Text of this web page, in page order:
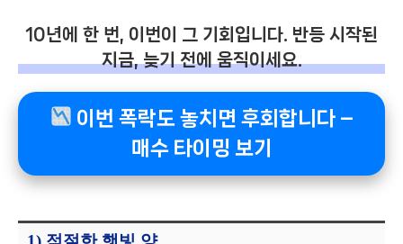
10년에 한 번, 이번이 그 기회입니다. 반등 시작된
지금, 늦기 전에 움직이세요.
이번 폭락도 놓치면 후회합니다 –
매수 타이밍 보기